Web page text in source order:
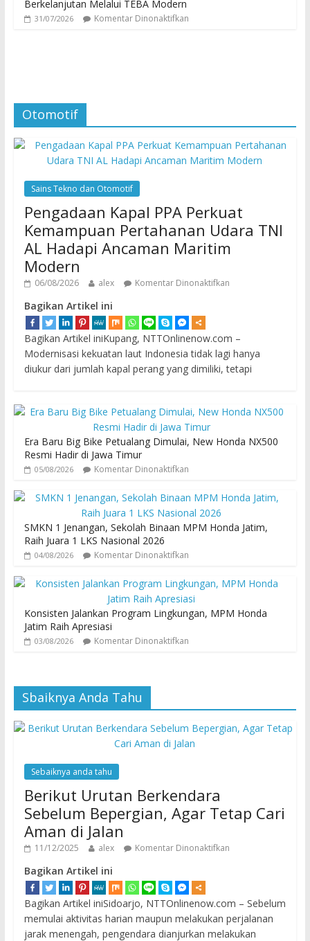
Berkelanjutan Melalui TEBA Modern
31/07/2026 Komentar Dinonaktifkan
Otomotif
Sains Tekno dan Otomotif
Pengadaan Kapal PPA Perkuat
Kemampuan Pertahanan Udara TNI
AL Hadapi Ancaman Maritim
Modern
06/08/2026 alex Komentar Dinonaktifkan
Bagikan Artikel ini
Bagikan Artikel iniKupang, NTTOnlinenow.com –
Modernisasi kekuatan laut Indonesia tidak lagi hanya
diukur dari jumlah kapal perang yang dimiliki, tetapi
Era Baru Big Bike Petualang Dimulai, New Honda NX500
Resmi Hadir di Jawa Timur
05/08/2026 Komentar Dinonaktifkan
SMKN 1 Jenangan, Sekolah Binaan MPM Honda Jatim,
Raih Juara 1 LKS Nasional 2026
04/08/2026 Komentar Dinonaktifkan
Konsisten Jalankan Program Lingkungan, MPM Honda
Jatim Raih Apresiasi
03/08/2026 Komentar Dinonaktifkan
Sbaiknya Anda Tahu
Sebaiknya anda tahu
Berikut Urutan Berkendara
Sebelum Bepergian, Agar Tetap Cari
Aman di Jalan
11/12/2025 alex Komentar Dinonaktifkan
Bagikan Artikel ini
Bagikan Artikel iniSidoarjo, NTTOnlinenow.com – Sebelum
memulai aktivitas harian maupun melakukan perjalanan
jarak menengah, pengendara dianjurkan melakukan